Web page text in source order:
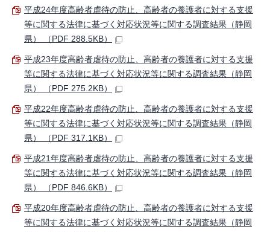
平成24年度高齢者虐待の防止、高齢者の養護者に対する支援
等に関する法律に基づく対応状況等に関する調査結果（静岡
県） （PDF 288.5KB）
平成23年度高齢者虐待の防止、高齢者の養護者に対する支援
等に関する法律に基づく対応状況等に関する調査結果（静岡
県） （PDF 275.2KB）
平成22年度高齢者虐待の防止、高齢者の養護者に対する支援
等に関する法律に基づく対応状況等に関する調査結果（静岡
県） （PDF 317.1KB）
平成21年度高齢者虐待の防止、高齢者の養護者に対する支援
等に関する法律に基づく対応状況等に関する調査結果（静岡
県） （PDF 846.6KB）
平成20年度高齢者虐待の防止、高齢者の養護者に対する支援
等に関する法律に基づく対応状況等に関する調査結果（静岡